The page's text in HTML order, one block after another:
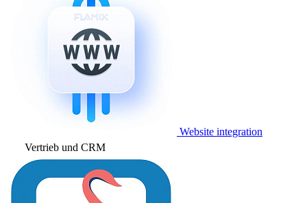
Website integration
Vertrieb und CRM